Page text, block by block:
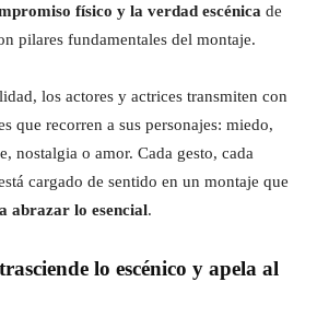
físico y la verdad escénica de
pilares fundamentales del montaje.
los actores y actrices transmiten con
que recorren a sus personajes: miedo,
nostalgia o amor. Cada gesto, cada
cargado de sentido en un montaje que
abrazar lo esencial.
lo escénico y apela al